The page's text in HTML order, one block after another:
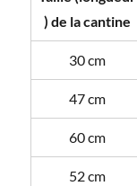
) de la cantine
30 cm
47 cm
60 cm
52 cm